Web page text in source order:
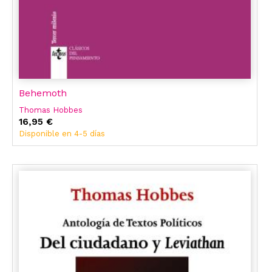
Behemoth
Thomas Hobbes
16,95 €
Disponible en 4-5 días